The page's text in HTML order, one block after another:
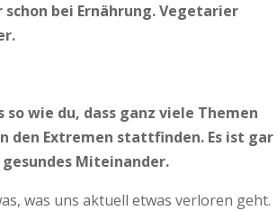
schon bei Ernährung. Vegetarier
so wie du, dass ganz viele Themen
den Extremen stattfinden. Es ist gar
Miteinander.
was uns aktuell etwas verloren geht.